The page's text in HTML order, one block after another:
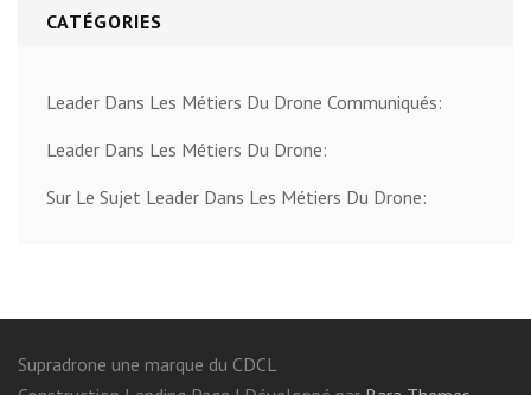
CATÉGORIES
Leader Dans Les Métiers Du Drone Communiqués:
Leader Dans Les Métiers Du Drone:
Sur Le Sujet Leader Dans Les Métiers Du Drone:
Supradrone une marque du CDCL